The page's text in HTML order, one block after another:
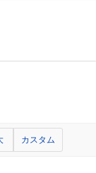
カスタム